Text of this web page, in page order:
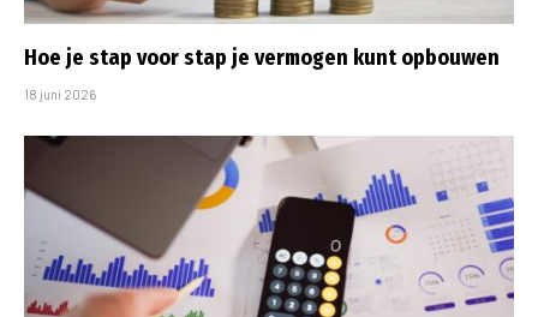
Hoe je stap voor stap je vermogen kunt opbouwen
18 juni 2026